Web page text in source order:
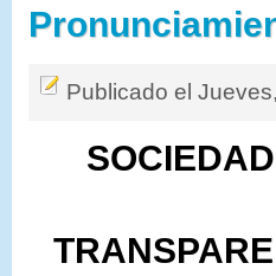
Publicado el